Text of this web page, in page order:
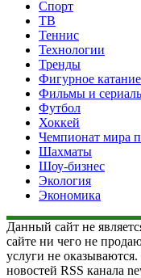
Спорт
ТВ
Теннис
Технологии
Тренды
Фигурное катание
Фильмы и
Футбол
Хоккей
Чемпионат мира
Шахматы
Шоу-бизнес
Экология
Экономика
Данный сайт не
сайте ни чего не
услуги не
новостей RSS канала